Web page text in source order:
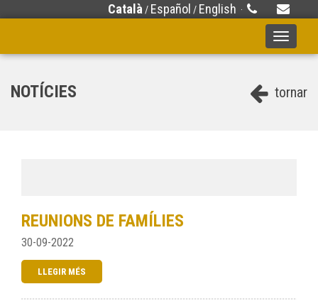
Català / Español / English ·
Toggle
tornar
NOTÍCIES
REUNIONS DE FAMÍLIES
30-09-2022
LLEGIR MÉS